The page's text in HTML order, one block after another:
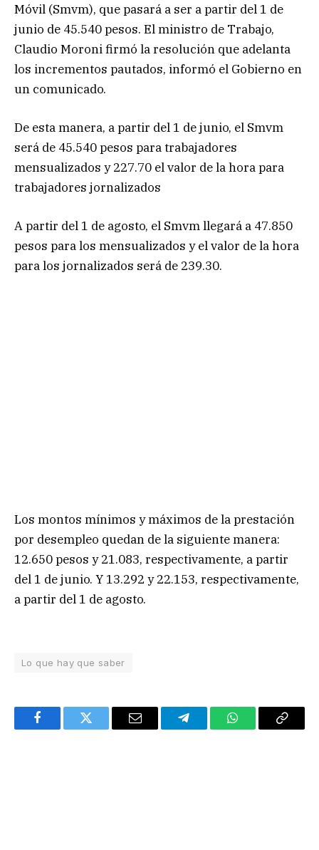
Móvil (Smvm), que pasará a ser a partir del 1 de
junio de 45.540 pesos. El ministro de Trabajo,
Claudio Moroni firmó la resolución que adelanta
los incrementos pautados, informó el Gobierno en
un comunicado.
De esta manera, a partir del 1 de junio, el Smvm
será de 45.540 pesos para trabajadores
mensualizados y 227.70 el valor de la hora para
trabajadores jornalizados
A partir del 1 de agosto, el Smvm llegará a 47.850
pesos para los mensualizados y el valor de la hora
para los jornalizados será de 239.30.
Los montos mínimos y máximos de la prestación
por desempleo quedan de la siguiente manera:
12.650 pesos y 21.083, respectivamente, a partir
del 1 de junio. Y 13.292 y 22.153, respectivamente,
a partir del 1 de agosto.
Lo que hay que saber
FacebookTwitter Email TelegramWhatsAppCopy